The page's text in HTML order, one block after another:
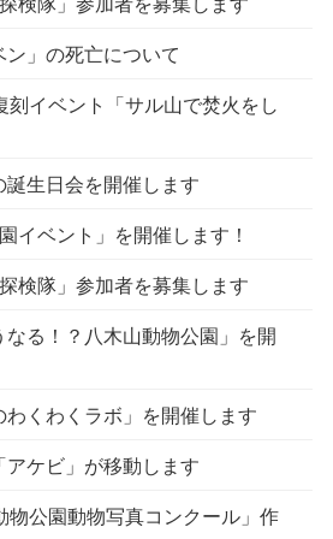
ン」の死亡について
刻イベント「サル山で焚火をし
誕生日会を開催します
イベント」を開催します！
検隊」参加者を募集します
る！？八木山動物公園」を開
わくわくラボ」を開催します
アケビ」が移動します
物公園動物写真コンクール」作